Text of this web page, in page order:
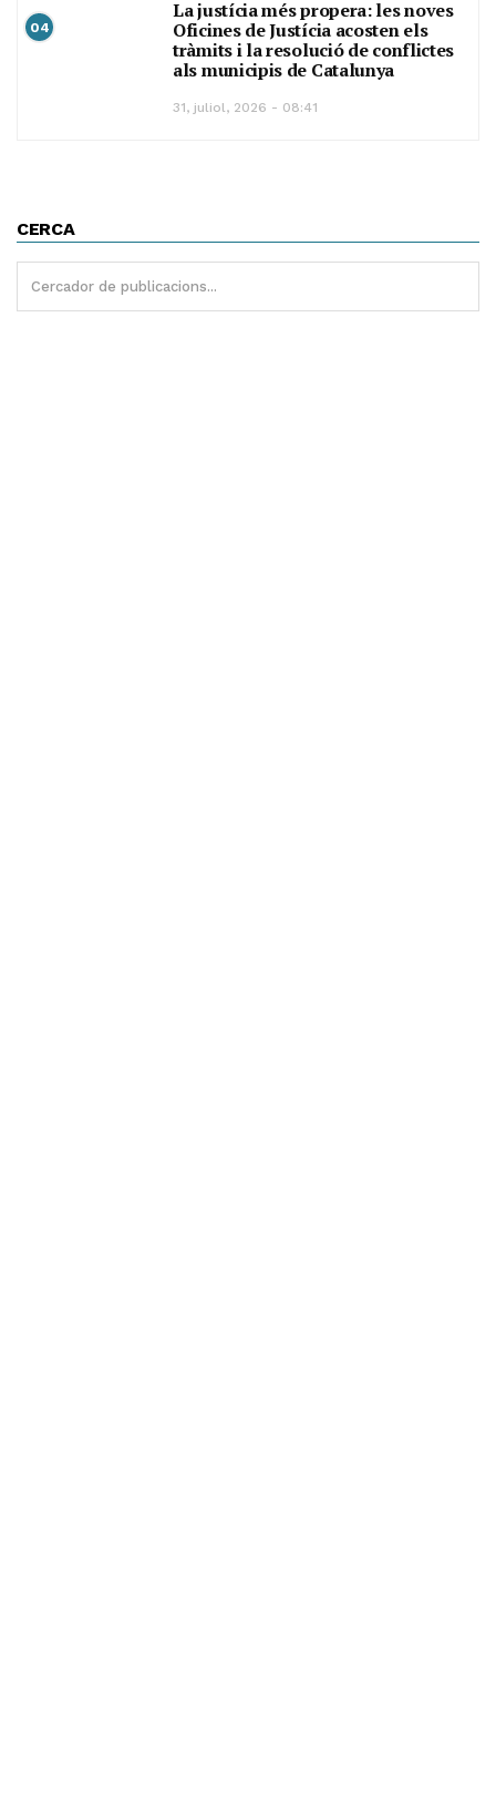
04
La justícia més propera: les noves
Oficines de Justícia acosten els
tràmits i la resolució de conflictes
als municipis de Catalunya
31, juliol, 2026 - 08:41
CERCA